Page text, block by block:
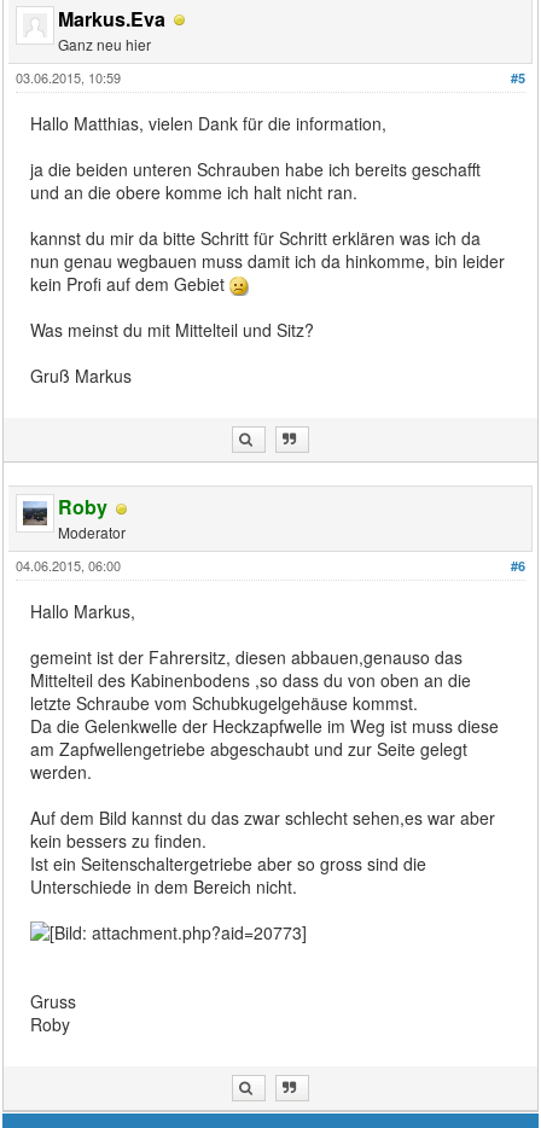
Markus.Eva
Ganz neu hier
#5
03.06.2015, 10:59
Hallo Matthias, vielen Dank für die information,
ja die beiden unteren Schrauben habe ich bereits geschafft
und an die obere komme ich halt nicht ran.
kannst du mir da bitte Schritt für Schritt erklären was ich da
nun genau wegbauen muss damit ich da hinkomme, bin leider
kein Profi auf dem Gebiet
Was meinst du mit Mittelteil und Sitz?
Gruß Markus
Roby
Moderator
#6
04.06.2015, 06:00
Hallo Markus,
gemeint ist der Fahrersitz, diesen abbauen,genauso das
Mittelteil des Kabinenbodens ,so dass du von oben an die
letzte Schraube vom Schubkugelgehäuse kommst.
Da die Gelenkwelle der Heckzapfwelle im Weg ist muss diese
am Zapfwellengetriebe abgeschaubt und zur Seite gelegt
werden.
Auf dem Bild kannst du das zwar schlecht sehen,es war aber
kein bessers zu finden.
Ist ein Seitenschaltergetriebe aber so gross sind die
Unterschiede in dem Bereich nicht.
Gruss
Roby